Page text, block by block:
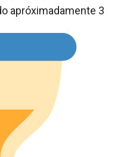
apróximadamente 3